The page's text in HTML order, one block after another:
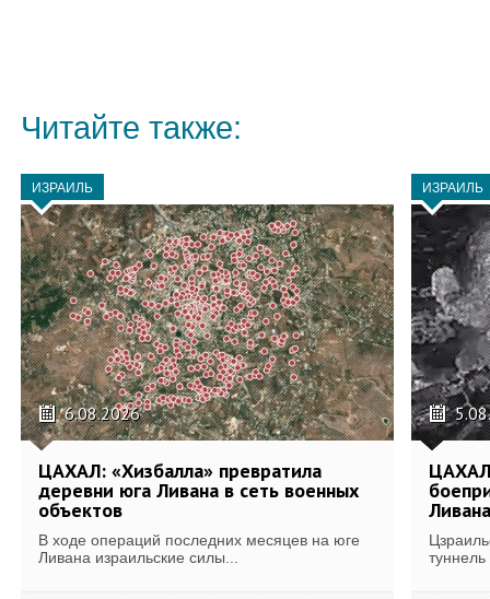
Читайте также:
ИЗРАИЛЬ
6.08.2026
ЦАХАЛ: «Хизбалла» превратила
деревни юга Ливана в сеть военных
объектов
В ходе операций последних месяцев на юге
Ливана израильские силы...
ИЗРАИЛЬ
ЦАХАЛ
Ливана